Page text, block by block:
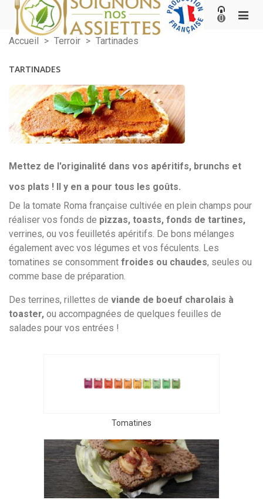
0
Accueil > Terroir > Tartinades
TARTINADES
Mettez de l'originalité dans vos apéritifs, brunchs et
vos plats ! Il y en a pour tous les goûts.
De la tomate Roma française cultivée en plein champs pour
réaliser vos fonds de pizzas, toasts, fonds de tartines,
verrines, ou vos feuilletés apéritifs. De bons mélanges
également avec vos légumes et vos féculents. Les
tomatines se consomment froides ou chaudes, seules ou
comme base de préparation.
Des terrines, rillettes de viande de boeuf charolais à
toaster, ou accompagnées de quelques feuilles de
salades pour vos entrées !
Tomatines